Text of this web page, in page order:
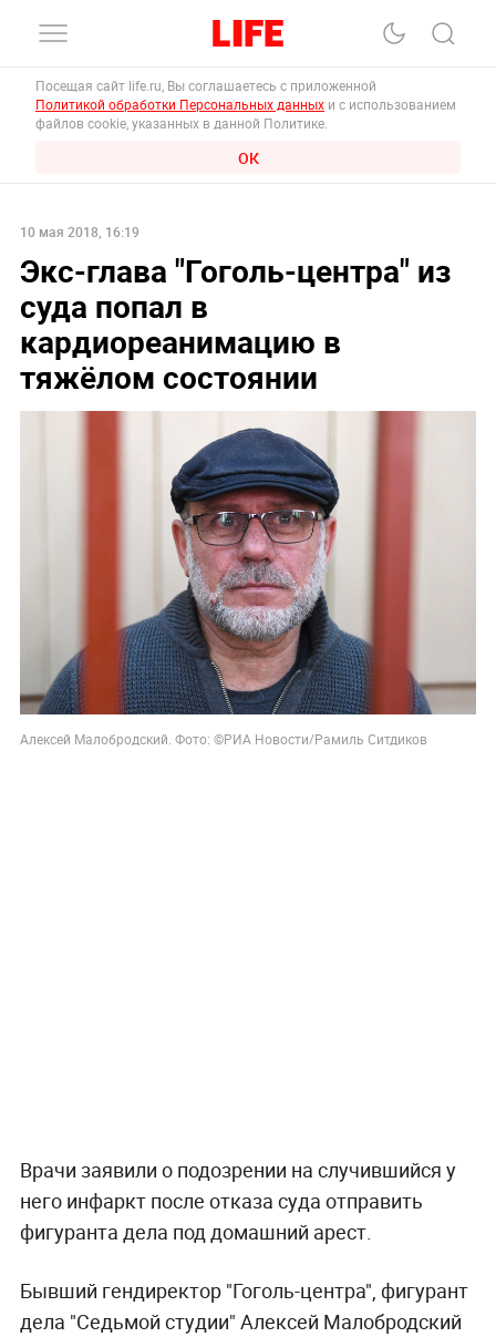
Посещая сайт life.ru, Вы соглашаетесь с приложенной
Политикой обработки Персональных данных и с использованием
файлов cookie, указанных в данной Политике.
ОК
10 мая 2018, 16:19
Экс-глава "Гоголь-центра" из
суда попал в
кардиореанимацию в
тяжёлом состоянии
Алексей Малобродский. Фото: ©РИА Новости/Рамиль Ситдиков
Врачи заявили о подозрении на случившийся у
него инфаркт после отказа суда отправить
фигуранта дела под домашний арест.
Бывший гендиректор "Гоголь-центра", фигурант
дела "Седьмой студии" Алексей Малобродский